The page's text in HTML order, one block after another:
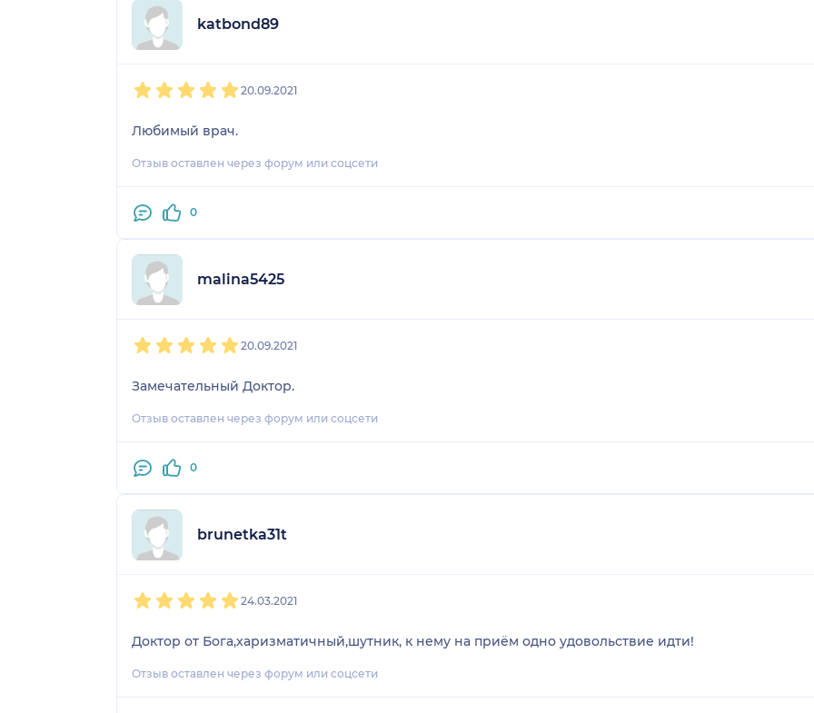
katbond89
20.09.2021
Любимый врач.
Отзыв оставлен через форум или соцсети
0
malina5425
20.09.2021
Замечательный Доктор.
Отзыв оставлен через форум или соцсети
0
brunetka31t
24.03.2021
Доктор от Бога,харизматичный,шутник, к нему на приём одно удовольствие идти!
Отзыв оставлен через форум или соцсети